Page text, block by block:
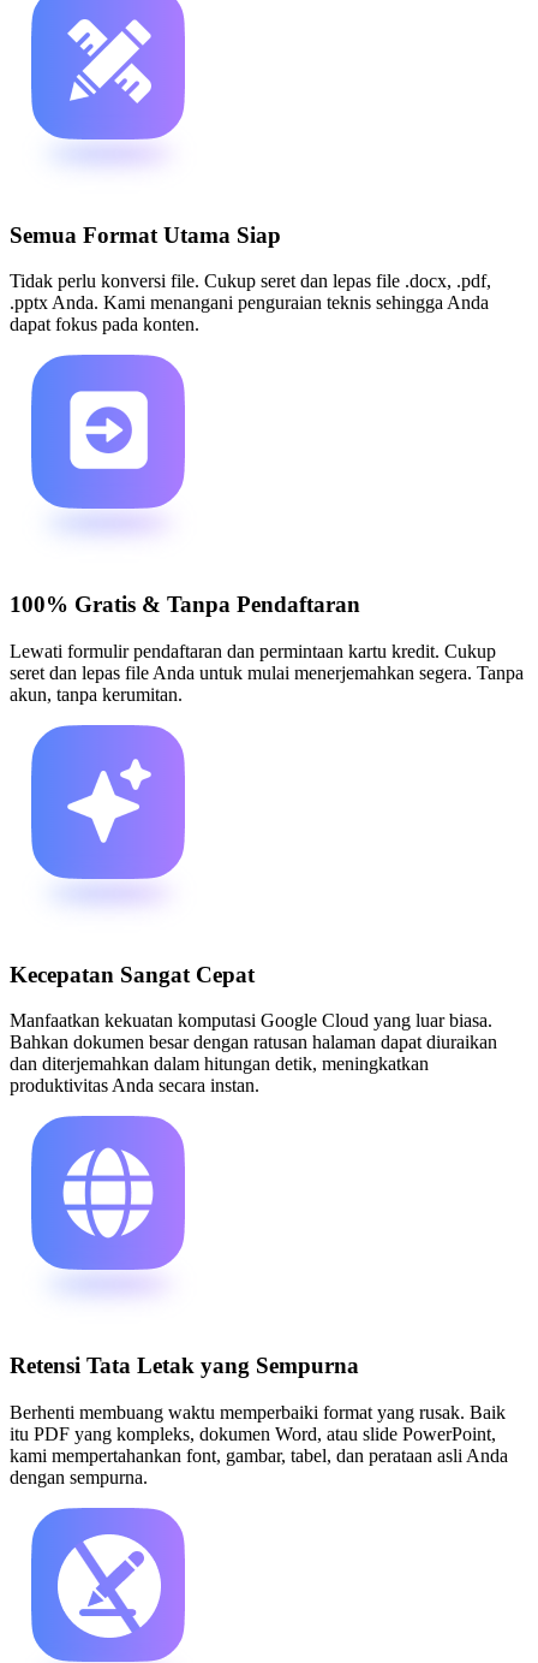
Semua Format Utama Siap
Tidak perlu konversi file. Cukup seret dan lepas file .docx, .pdf,
.pptx Anda. Kami menangani penguraian teknis sehingga Anda
dapat fokus pada konten.
100% Gratis & Tanpa Pendaftaran
Lewati formulir pendaftaran dan permintaan kartu kredit. Cukup
seret dan lepas file Anda untuk mulai menerjemahkan segera. Tanpa
akun, tanpa kerumitan.
Kecepatan Sangat Cepat
Manfaatkan kekuatan komputasi Google Cloud yang luar biasa.
Bahkan dokumen besar dengan ratusan halaman dapat diuraikan
dan diterjemahkan dalam hitungan detik, meningkatkan
produktivitas Anda secara instan.
Retensi Tata Letak yang Sempurna
Berhenti membuang waktu memperbaiki format yang rusak. Baik
itu PDF yang kompleks, dokumen Word, atau slide PowerPoint,
kami mempertahankan font, gambar, tabel, dan perataan asli Anda
dengan sempurna.